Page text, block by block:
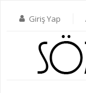
Giriş Yap